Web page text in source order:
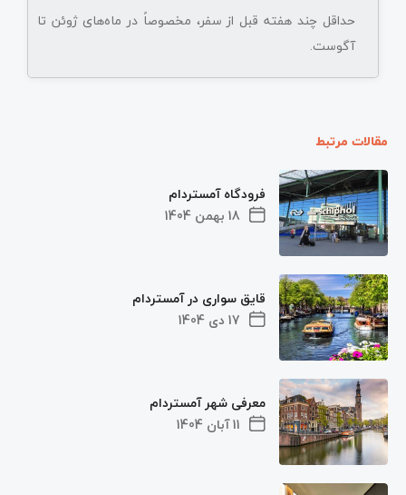
حداقل چند هفته قبل از سفر، مخصوصاً در ماه‌های ژوئن تا
آگوست.
مقالات مرتبط
18 بهمن 1404
فرودگاه آمستردام
17 دی 1404
قایق سواری در آمستردام
11 آبان 1404
معرفی شهر آمستردام